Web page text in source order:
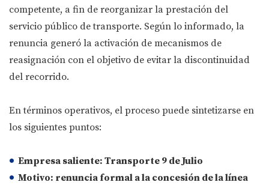
competente, a fin de reorganizar la prestación del
servicio público de transporte. Según lo informado, la
renuncia generó la activación de mecanismos de
reasignación con el objetivo de evitar la discontinuidad
del recorrido.
En términos operativos, el proceso puede sintetizarse en
los siguientes puntos:
Empresa saliente: Transporte 9 de Julio
Motivo: renuncia formal a la concesión de la línea